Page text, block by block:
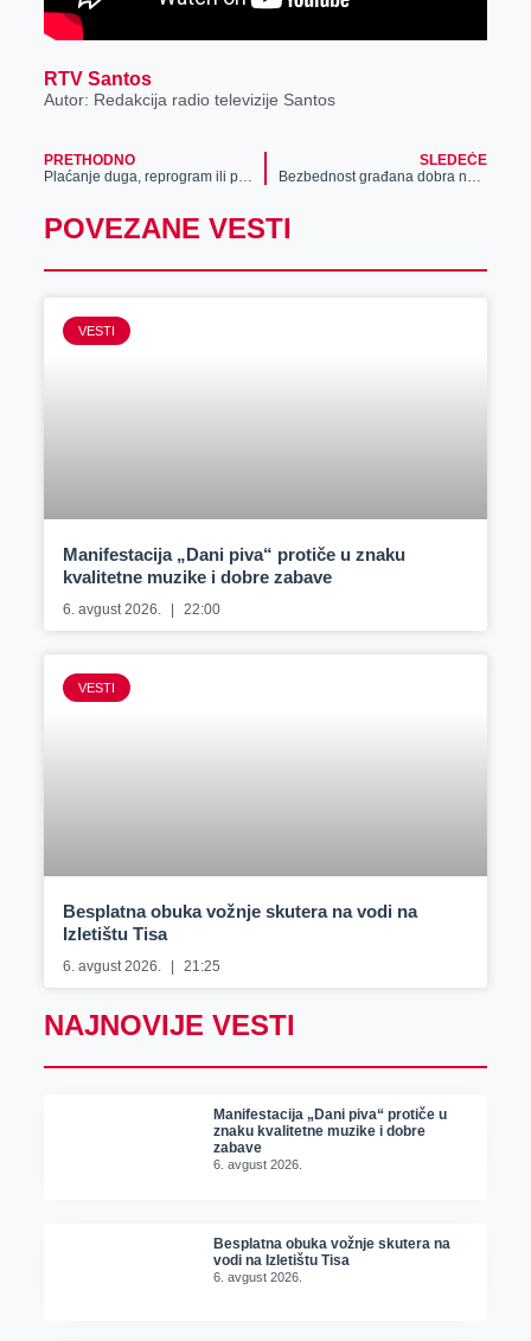
RTV Santos
Autor: Redakcija radio televizije Santos
PRETHODNO
Plaćanje duga, reprogram ili prinudna naplata dužnim kupcima gasa i toplotne energije
SLEDEĆE
Bezbednost građana dobra na području PU Zrenjanin
POVEZANE VESTI
VESTI
Manifestacija „Dani piva“ protiče u znaku
kvalitetne muzike i dobre zabave
6. avgust 2026. 22:00
VESTI
Besplatna obuka vožnje skutera na vodi na
Izletištu Tisa
6. avgust 2026. 21:25
NAJNOVIJE VESTI
Manifestacija „Dani piva“ protiče u
znaku kvalitetne muzike i dobre
zabave
6. avgust 2026.
Besplatna obuka vožnje skutera na
vodi na Izletištu Tisa
6. avgust 2026.